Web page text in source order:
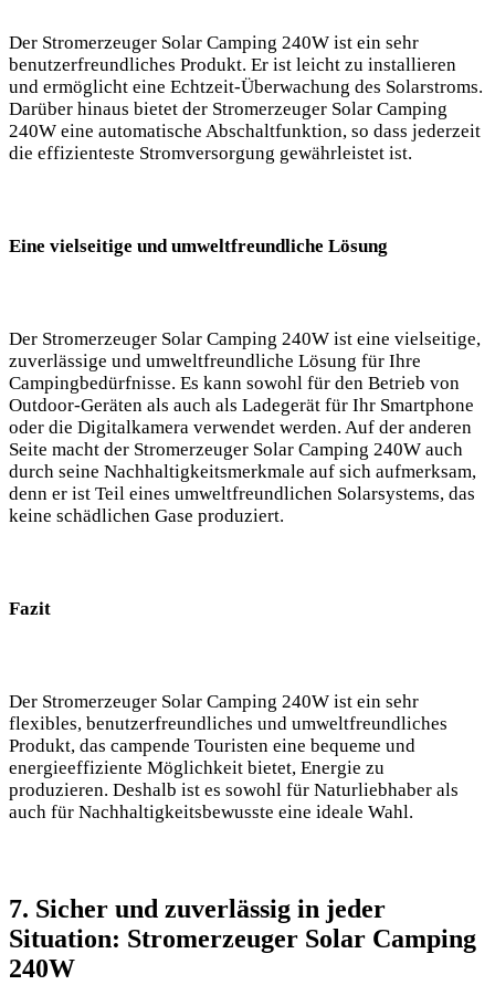
Der Stromerzeuger Solar‍ Camping⁤ 240W ist ein ⁢sehr
benutzerfreundliches Produkt. Er ist leicht zu installieren
⁢und ermöglicht eine Echtzeit-Überwachung des Solarstroms.
Darüber‌ hinaus bietet der Stromerzeuger Solar Camping
240W⁢ eine ⁣automatische Abschaltfunktion, ‍so⁢ dass jederzeit
die effizienteste Stromversorgung gewährleistet ist.
Eine vielseitige und umweltfreundliche Lösung
Der‌ Stromerzeuger Solar Camping 240W ist eine ⁢vielseitige,‌
zuverlässige und umweltfreundliche Lösung für Ihre
Campingbedürfnisse. Es kann ⁤sowohl für den Betrieb von⁤
Outdoor-Geräten als auch als Ladegerät für Ihr Smartphone
oder die ​Digitalkamera verwendet werden. Auf der anderen‍
Seite macht ⁤der Stromerzeuger Solar Camping 240W auch
durch seine Nachhaltigkeitsmerkmale auf sich aufmerksam,
denn er ist Teil eines umweltfreundlichen Solarsystems, das
keine ​schädlichen Gase produziert.
Fazit
Der ⁢Stromerzeuger ‌Solar Camping 240W ist ein⁢ sehr⁤
flexibles, benutzerfreundliches⁤ und ​umweltfreundliches
Produkt,⁣ das campende ​Touristen eine bequeme und⁢
energieeffiziente Möglichkeit⁣ bietet, Energie zu
⁢produzieren. Deshalb ist es sowohl für⁤ Naturliebhaber als
auch ⁢für ⁣Nachhaltigkeitsbewusste eine ideale Wahl.
7. Sicher und zuverlässig in​ jeder
Situation: Stromerzeuger Solar ⁢Camping
⁢240W